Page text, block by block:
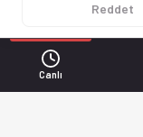
Canlı
© 2025 OfsaytReddet